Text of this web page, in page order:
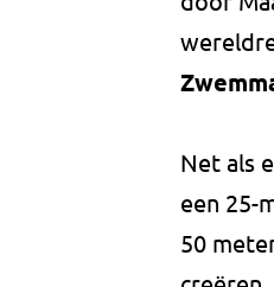
Net als
een 25-
50